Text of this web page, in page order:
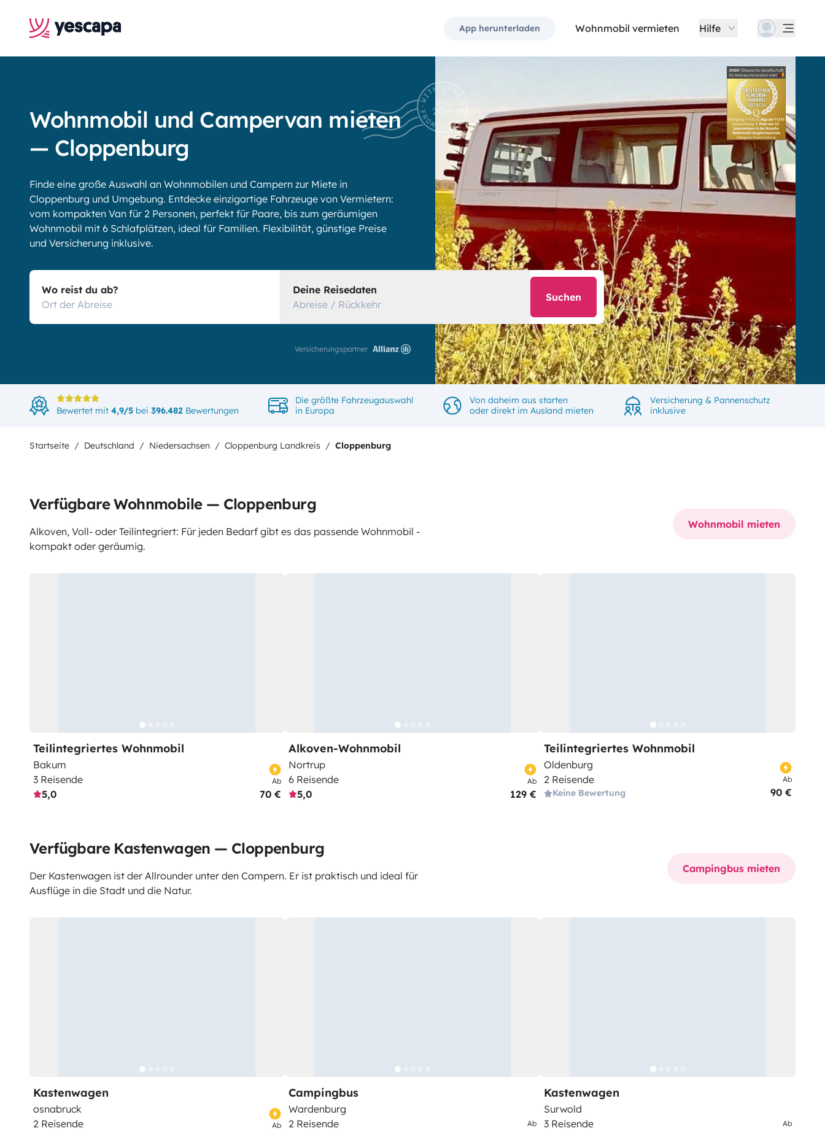
App herunterladen Wohnmobil vermieten Hilfe
Wohnmobil und Campervan mieten
— Cloppenburg
Finde eine große Auswahl an Wohnmobilen und Campern zur Miete in
Cloppenburg und Umgebung. Entdecke einzigartige Fahrzeuge von Vermietern:
vom kompakten Van für 2 Personen, perfekt für Paare, bis zum geräumigen
Wohnmobil mit 6 Schlafplätzen, ideal für Familien. Flexibilität, günstige Preise
und Versicherung inklusive.
Wo reist du ab?
Deine Reisedaten
Abreise / Rückkehr
Suchen
Versicherungspartner
Bewertet mit 4,9/5 bei 396.482 Bewertungen
Die größte Fahrzeugauswahl
in Europa
Von daheim aus starten
oder direkt im Ausland mieten
Versicherung & Pannenschutz
inklusive
Startseite Deutschland Niedersachsen Cloppenburg Landkreis Cloppenburg
Verfügbare Wohnmobile — Cloppenburg
Alkoven, Voll- oder Teilintegriert: Für jeden Bedarf gibt es das passende Wohnmobil -
kompakt oder geräumig.
Wohnmobil mieten
Teilintegriertes Wohnmobil
Bakum
3 Reisende
5,0
Ab
70 €
Alkoven-Wohnmobil
Nortrup
6 Reisende
5,0
Ab
129 €
Teilintegriertes Wohnmobil
Oldenburg
2 Reisende
Keine Bewertung
Ab
90 €
Verfügbare Kastenwagen — Cloppenburg
Der Kastenwagen ist der Allrounder unter den Campern. Er ist praktisch und ideal für
Ausflüge in die Stadt und die Natur.
Campingbus mieten
Kastenwagen
osnabruck
2 Reisende
Ab
Campingbus
Wardenburg
2 Reisende
Ab
Kastenwagen
Surwold
3 Reisende
Ab